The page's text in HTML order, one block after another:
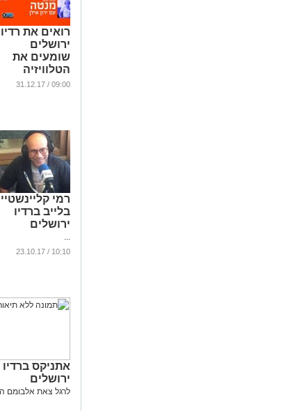
רואים את רדיו
ירושלים
שומעים את
הטלוויזיה
...
09:00 / 31.12.17
רמי
בלייב ברדיו
ירושלים
...
10:10 / 23.10.17
אתניקס ברדיו
ירושלים
לרגל צאת אלבומם